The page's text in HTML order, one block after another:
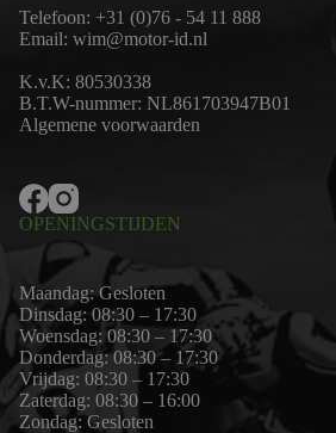
Telefoon: +31 (0)76 - 54 11 888
Email: wim@motor-id.nl
K.v.K: 80530338
B.T.W-nummer: NL861703947B01
Algemene voorwaarden
OPENINGSTIJDEN
Maandag: Gesloten
Dinsdag: 08:30 – 17:30
Woensdag: 08:30 – 17:30
Donderdag: 08:30 – 17:30
Vrijdag: 08:30 – 17:30
Zaterdag: 08:30 – 16:00
Zondag: Gesloten